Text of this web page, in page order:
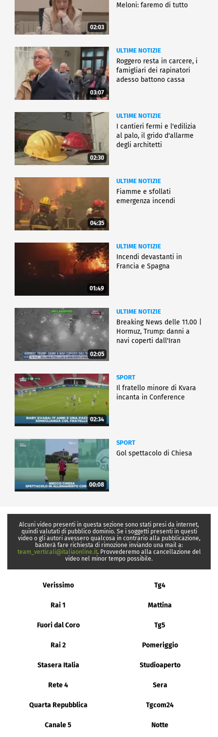
02:03
Meloni: faremo di tutto
03:07
ULTIME NOTIZIE
Roggero resta in carcere, i
famigliari dei rapinatori
adesso battono cassa
02:30
ULTIME NOTIZIE
I cantieri fermi e l'edilizia
al palo, il grido d'allarme
degli architetti
04:35
ULTIME NOTIZIE
Fiamme e sfollati
emergenza incendi
01:49
ULTIME NOTIZIE
Incendi devastanti in
Francia e Spagna
02:05
ULTIME NOTIZIE
Breaking News delle 11.00 |
Hormuz, Trump: danni a
navi coperti dall'Iran
02:34
SPORT
Il fratello minore di Kvara
incanta in Conference
00:08
SPORT
Gol spettacolo di Chiesa
Alcuni video presenti in questa sezione sono stati presi da internet,
quindi valutati di pubblico dominio. Se i soggetti presenti in questi
video o gli autori avessero qualcosa in contrario alla pubblicazione,
basterà fare richiesta di rimozione inviando una mail a:
team_verticali@italiaonline.it. Provvederemo alla cancellazione del
video nel minor tempo possibile.
Verissimo Tg4
Rai 1 Mattina
Fuori dal Coro Tg5
Rai 2 Pomeriggio
Stasera Italia Studioaperto
Rete 4 Sera
Quarta Repubblica Tgcom24
Canale 5 Notte